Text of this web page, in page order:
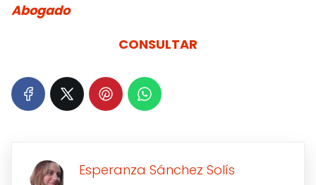
Abogado
CONSULTAR
Esperanza Sánchez Solís